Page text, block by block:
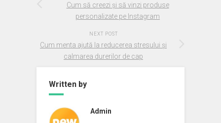
Cum să creezi și să vinzi produse
personalizate pe Instagram
NEXT POST
Cum menta ajută la reducerea stresului și
calmarea durerilor de cap
Written by
Admin